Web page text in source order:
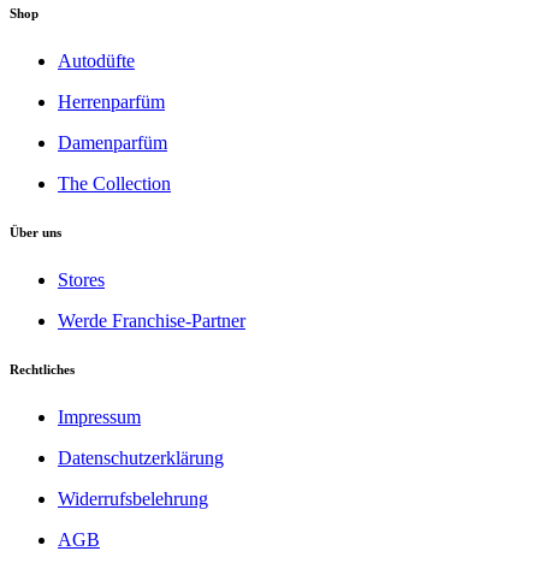
Shop
Autodüfte
Herrenparfüm
Damenparfüm
The Collection
Über uns
Stores
Werde Franchise-Partner
Rechtliches
Impressum
Datenschutzerklärung
Widerrufsbelehrung
AGB